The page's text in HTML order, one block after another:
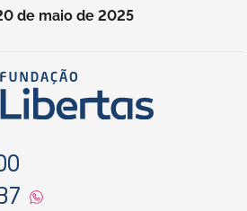
de maio de 2025